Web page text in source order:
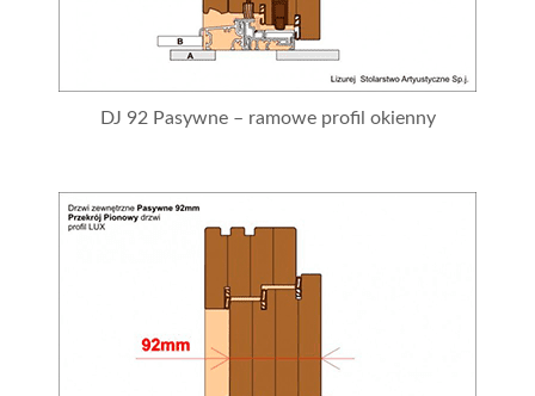
DJ 92 Pasywne – ramowe profil okienny